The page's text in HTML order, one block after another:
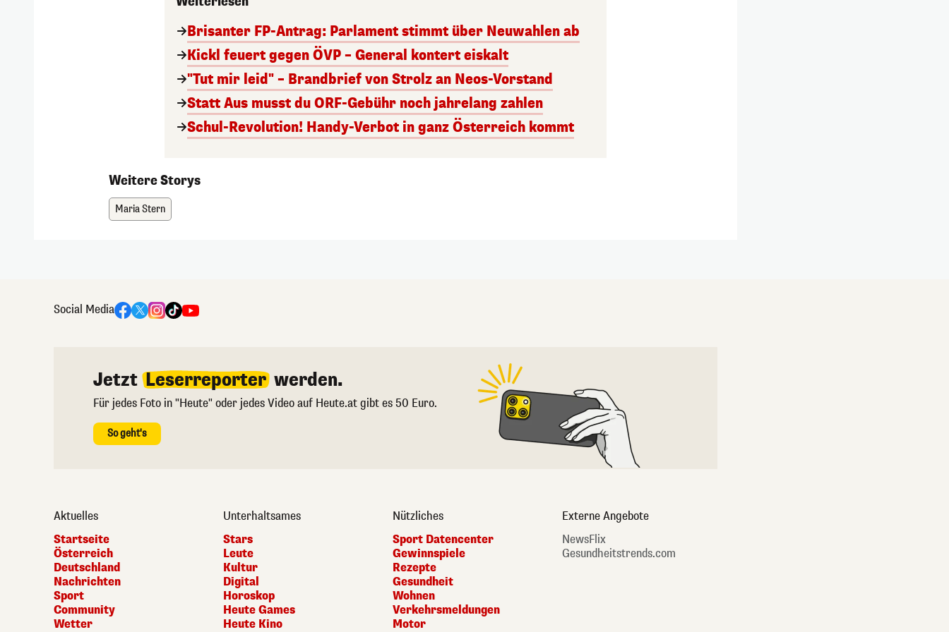
Brisanter FP-Antrag: Parlament stimmt über Neuwahlen ab
Kickl feuert gegen ÖVP – General kontert eiskalt
"Tut mir leid" – Brandbrief von Strolz an Neos-Vorstand
Statt Aus musst du ORF-Gebühr noch jahrelang zahlen
Schul-Revolution! Handy-Verbot in ganz Österreich kommt
Weitere Storys
Maria Stern
Social Media
Jetzt Leserreporter werden.
Für jedes Foto in "Heute" oder jedes Video auf Heute.at gibt es 50 Euro.
So geht's
Aktuelles
Startseite
Österreich
Deutschland
Nachrichten
Sport
Community
Wetter
Unterhaltsames
Stars
Leute
Kultur
Digital
Horoskop
Heute Games
Heute Kino
Nützliches
Sport Datencenter
Gewinnspiele
Rezepte
Gesundheit
Wohnen
Verkehrsmeldungen
Motor
Externe Angebote
NewsFlix
Gesundheitstrends.com